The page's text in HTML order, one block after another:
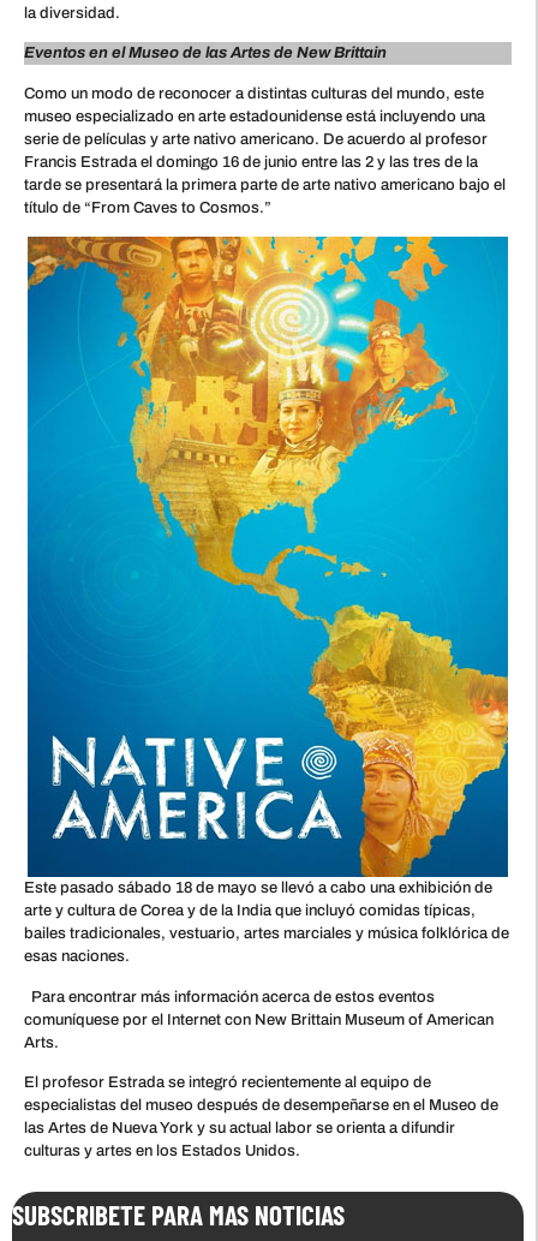
la diversidad.
Eventos en el Museo de las Artes de New Brittain
Como un modo de reconocer a distintas culturas del mundo, este
museo especializado en arte estadounidense está incluyendo una
serie de películas y arte nativo americano. De acuerdo al profesor
Francis Estrada el domingo 16 de junio entre las 2 y las tres de la
tarde se presentará la primera parte de arte nativo americano bajo el
título de “From Caves to Cosmos.”
Este pasado sábado 18 de mayo se llevó a cabo una exhibición de
arte y cultura de Corea y de la India que incluyó comidas típicas,
bailes tradicionales, vestuario, artes marciales y música folklórica de
esas naciones.
Para encontrar más información acerca de estos eventos
comuníquese por el Internet con New Brittain Museum of American
Arts.
El profesor Estrada se integró recientemente al equipo de
especialistas del museo después de desempeñarse en el Museo de
las Artes de Nueva York y su actual labor se orienta a difundir
culturas y artes en los Estados Unidos.
SUBSCRIBETE PARA MAS NOTICIAS